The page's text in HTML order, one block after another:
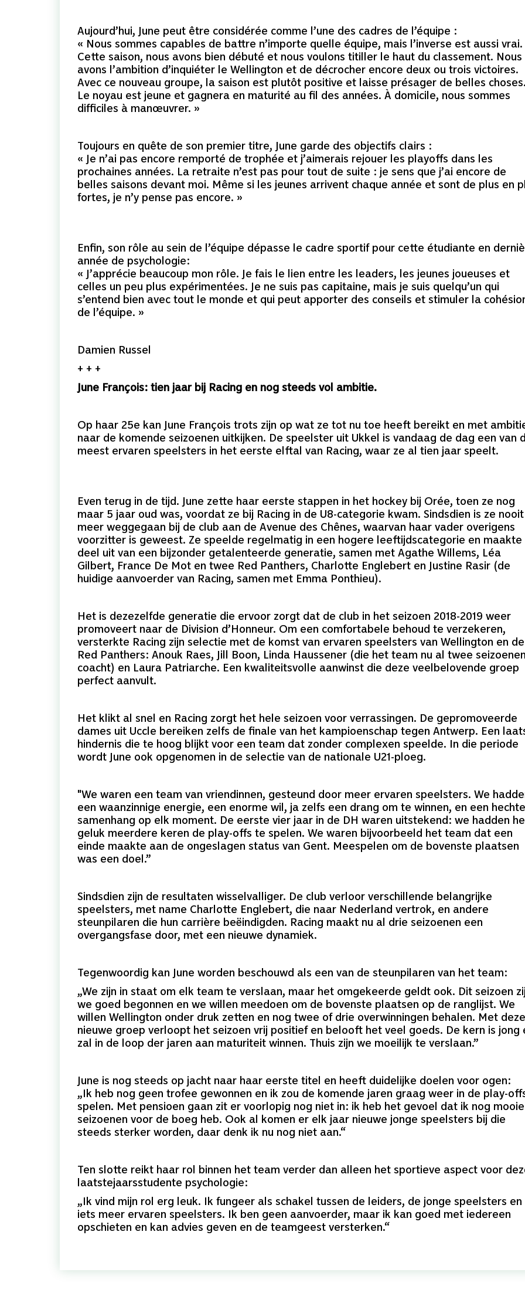
Aujourd’hui, June peut être considérée comme l’une des cadres de l’équipe :
« Nous sommes capables de battre n’importe quelle équipe, mais l’inverse est aussi vrai.
Cette saison, nous avons bien débuté et nous voulons titiller le haut du classement. Nous
avons l’ambition d’inquiéter le Wellington et de décrocher encore deux ou trois victoires.
Avec ce nouveau groupe, la saison est plutôt positive et laisse présager de belles choses.
Le noyau est jeune et gagnera en maturité au fil des années. À domicile, nous sommes
difficiles à manœuvrer. »
Toujours en quête de son premier titre, June garde des objectifs clairs :
« Je n’ai pas encore remporté de trophée et j’aimerais rejouer les playoffs dans les
prochaines années. La retraite n’est pas pour tout de suite : je sens que j’ai encore de
belles saisons devant moi. Même si les jeunes arrivent chaque année et sont de plus en
fortes, je n’y pense pas encore. »
Enfin, son rôle au sein de l’équipe dépasse le cadre sportif pour cette étudiante en
année de psychologie:
« J’apprécie beaucoup mon rôle. Je fais le lien entre les leaders, les jeunes joueuses et
celles un peu plus expérimentées. Je ne suis pas capitaine, mais je suis quelqu’un qui
s’entend bien avec tout le monde et qui peut apporter des conseils et stimuler la
de l’équipe. »
Damien Russel
+ + +
June François: tien jaar bij Racing en nog steeds vol ambitie.
Op haar 25e kan June François trots zijn op wat ze tot nu toe heeft bereikt en met
naar de komende seizoenen uitkijken. De speelster uit Ukkel is vandaag de dag een van
meest ervaren speelsters in het eerste elftal van Racing, waar ze al tien jaar speelt.
Even terug in de tijd. June zette haar eerste stappen in het hockey bij Orée, toen ze nog
maar 5 jaar oud was, voordat ze bij Racing in de U8-categorie kwam. Sindsdien is ze nooit
meer weggegaan bij de club aan de Avenue des Chênes, waarvan haar vader overigens
voorzitter is geweest. Ze speelde regelmatig in een hogere leeftijdscategorie en maakte
deel uit van een bijzonder getalenteerde generatie, samen met Agathe Willems, Léa
Gilbert, France De Mot en twee Red Panthers, Charlotte Englebert en Justine Rasir (de
huidige aanvoerder van Racing, samen met Emma Ponthieu).
Het is dezezelfde generatie die ervoor zorgt dat de club in het seizoen 2018-2019 weer
promoveert naar de Division d’Honneur. Om een comfortabele behoud te verzekeren,
versterkte Racing zijn selectie met de komst van ervaren speelsters van Wellington en de
Red Panthers: Anouk Raes, Jill Boon, Linda Haussener (die het team nu al twee seizoenen
coacht) en Laura Patriarche. Een kwaliteitsvolle aanwinst die deze veelbelovende groep
perfect aanvult.
Het klikt al snel en Racing zorgt het hele seizoen voor verrassingen. De gepromoveerde
dames uit Uccle bereiken zelfs de finale van het kampioenschap tegen Antwerp. Een
hindernis die te hoog blijkt voor een team dat zonder complexen speelde. In die periode
wordt June ook opgenomen in de selectie van de nationale U21-ploeg.
"We waren een team van vriendinnen, gesteund door meer ervaren speelsters. We
een waanzinnige energie, een enorme wil, ja zelfs een drang om te winnen, en een hechte
samenhang op elk moment. De eerste vier jaar in de DH waren uitstekend: we hadden
geluk meerdere keren de play-offs te spelen. We waren bijvoorbeeld het team dat een
einde maakte aan de ongeslagen status van Gent. Meespelen om de bovenste plaatsen
was een doel.”
Sindsdien zijn de resultaten wisselvalliger. De club verloor verschillende belangrijke
speelsters, met name Charlotte Englebert, die naar Nederland vertrok, en andere
steunpilaren die hun carrière beëindigden. Racing maakt nu al drie seizoenen een
overgangsfase door, met een nieuwe dynamiek.
Tegenwoordig kan June worden beschouwd als een van de steunpilaren van het team:
„We zijn in staat om elk team te verslaan, maar het omgekeerde geldt ook. Dit seizoen
we goed begonnen en we willen meedoen om de bovenste plaatsen op de ranglijst. We
willen Wellington onder druk zetten en nog twee of drie overwinningen behalen. Met deze
nieuwe groep verloopt het seizoen vrij positief en belooft het veel goeds. De kern is jong
zal in de loop der jaren aan maturiteit winnen. Thuis zijn we moeilijk te verslaan.”
June is nog steeds op jacht naar haar eerste titel en heeft duidelijke doelen voor ogen:
„Ik heb nog geen trofee gewonnen en ik zou de komende jaren graag weer in de play-
spelen. Met pensioen gaan zit er voorlopig nog niet in: ik heb het gevoel dat ik nog mooie
seizoenen voor de boeg heb. Ook al komen er elk jaar nieuwe jonge speelsters bij die
steeds sterker worden, daar denk ik nu nog niet aan.“
Ten slotte reikt haar rol binnen het team verder dan alleen het sportieve aspect voor
laatstejaarsstudente psychologie:
„Ik vind mijn rol erg leuk. Ik fungeer als schakel tussen de leiders, de jonge speelsters en
iets meer ervaren speelsters. Ik ben geen aanvoerder, maar ik kan goed met iedereen
opschieten en kan advies geven en de teamgeest versterken.“